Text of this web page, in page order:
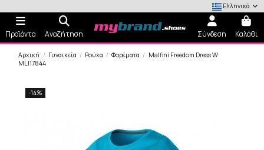
Ελληνικά
Προϊόντα Αναζήτηση Σύνδεση Καλάθι
Αρχική Γυναικεία Ρούχα Φορέματα
Malfini Freedom Dress W
MLI17844
-14%